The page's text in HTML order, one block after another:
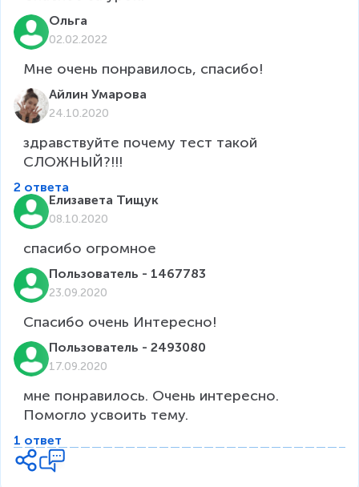
Ольга
02.02.2022
Мне очень понравилось, спасибо!
Айлин Умарова
24.10.2020
здравствуйте почему тест такой
2 ответа
Елизавета Тищук
08.10.2020
спасибо огромное
Пользователь - 1467783
23.09.2020
Спасибо очень Интересно!
Пользователь - 2493080
17.09.2020
мне понравилось. Очень интересно.
Помогло усвоить тему.
1 ответ